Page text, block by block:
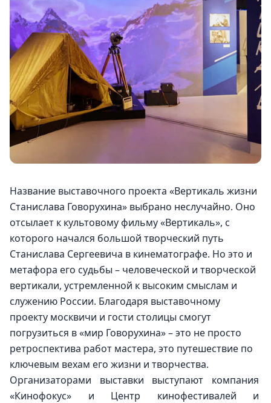
Название выставочного проекта «Вертикаль жизни
Станислава Говорухина» выбрано неслучайно. Оно
отсылает к культовому фильму «Вертикаль», с
которого начался большой творческий путь
Станислава Сергеевича в кинематографе. Но это и
метафора его судьбы – человеческой и творческой
вертикали, устремленной к высоким смыслам и
служению России. Благодаря выставочному
проекту москвичи и гости столицы смогут
погрузиться в «мир Говорухина» – это не просто
ретроспектива работ мастера, это путешествие по
ключевым вехам его жизни и творчества.
Организаторами выставки выступают компания
«Кинофокус» и Центр кинофестивалей и